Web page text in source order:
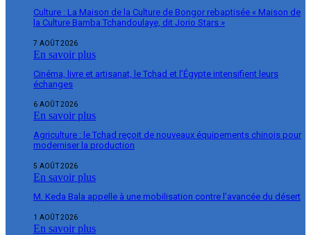
Culture : La Maison de la Culture de Bongor rebaptisée « Maison de
la Culture Bamba Tchandoulaye, dit Jorio Stars »
7 AOÛT 2026
En savoir plus
Cinéma, livre et artisanat, le Tchad et l’Égypte intensifient leurs
échanges
6 AOÛT 2026
En savoir plus
Agriculture : le Tchad reçoit de nouveaux équipements chinois pour
moderniser la production
5 AOÛT 2026
En savoir plus
M. Keda Bala appelle à une mobilisation contre l’avancée du désert
1 AOÛT 2026
En savoir plus